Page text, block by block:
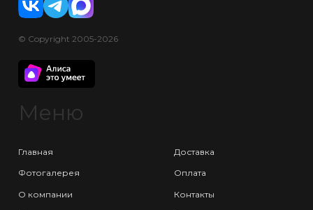
© Copyright 2005-2026
Меню
Главная
Фотогалерея
О компании
Доставка
Оплата
Контакты